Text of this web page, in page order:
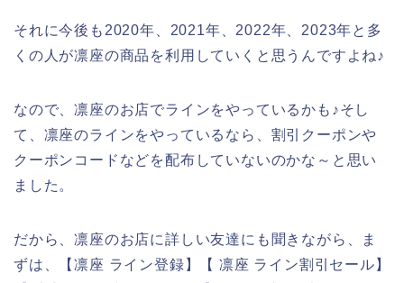
それに今後も2020年、2021年、2022年、2023年と多
くの人が凛座の商品を利用していくと思うんですよね♪
なので、凛座のお店でラインをやっているかも♪そし
て、凛座のラインをやっているなら、割引クーポンや
クーポンコードなどを配布していないのかな～と思い
ました。
だから、凛座のお店に詳しい友達にも聞きながら、ま
ずは、【凛座 ライン登録】【 凛座 ライン割引セール】